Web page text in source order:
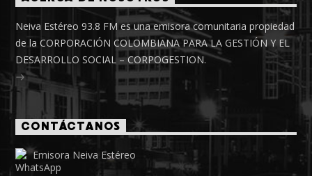
Neiva Estéreo 93.8 FM es una emisora comunitaria propiedad
de la CORPORACIÓN COLOMBIANA PARA LA GESTIÓN Y EL
DESARROLLO SOCIAL – CORPOGESTION.
CONTÁCTANOS
Emisora Neiva Estéreo